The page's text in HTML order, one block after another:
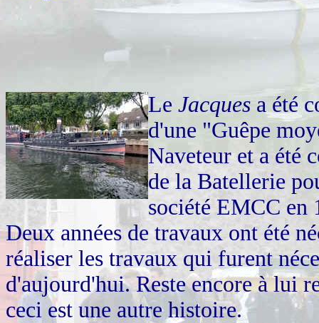
Le Jacques a été
d'une "Guêpe
Naveteur et a été
de la Batellerie
société EMCC en
Deux années de travaux ont été
réaliser les travaux qui furent
d'aujourd'hui. Reste encore à lui
ceci est une autre histoire.